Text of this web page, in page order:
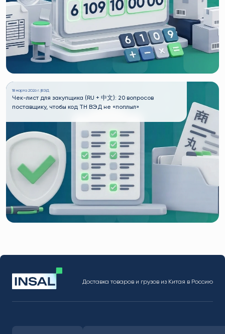
18 марта 2026 г. |ВЭД
Чек-лист для закупщика (RU + 中文): 20 вопросов
поставщику, чтобы код ТН ВЭД не «поплыл»
Доставка товаров и грузов из Китая в Россию